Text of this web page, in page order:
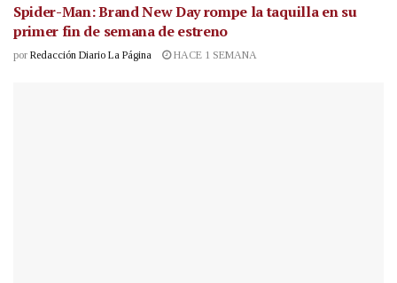
Spider-Man: Brand New Day rompe la taquilla en su
primer fin de semana de estreno
por Redacción Diario La Página HACE 1 SEMANA